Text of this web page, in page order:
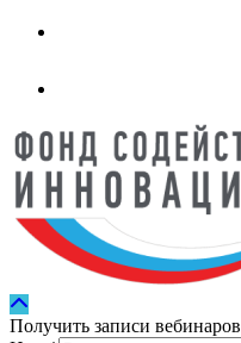
Получить записи вебинаров